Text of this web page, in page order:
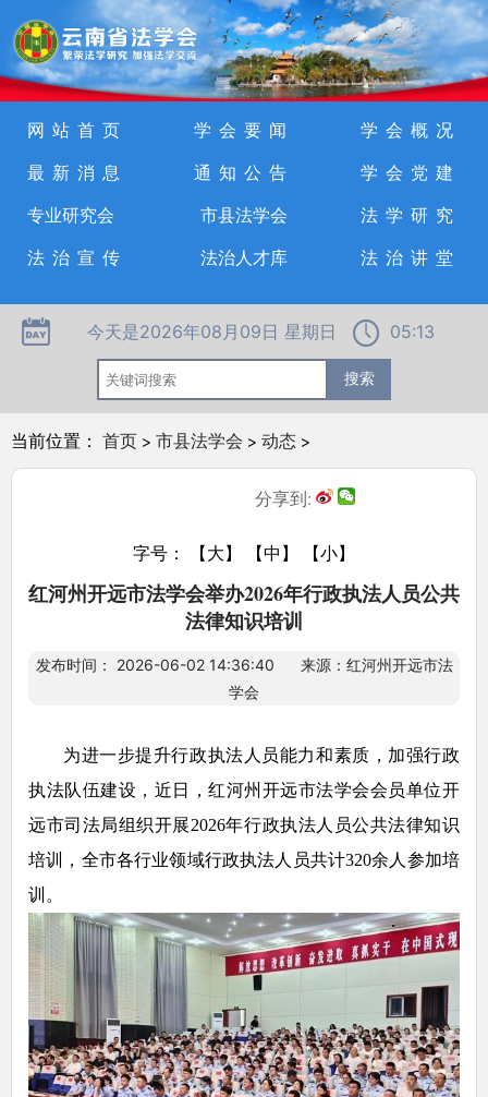
网站首页 学会要闻 学会概况
最新消息 通知公告 学会党建
专业研究会 市县法学会 法学研究
法治宣传 法治人才库 法治讲堂
今天是2026年08月09日 星期日 05:13
当前位置： 首页 > 市县法学会 > 动态 >
分享到:
字号： 【大】 【中】 【小】
红河州开远市法学会举办2026年行政执法人员公共
法律知识培训
发布时间： 2026-06-02 14:36:40 来源：红河州开远市法
学会
为进一步提升行政执法人员能力和素质，加强行政
执法队伍建设，近日，红河州开远市法学会会员单位开
远市司法局组织开展2026年行政执法人员公共法律知识
培训，全市各行业领域行政执法人员共计320余人参加培
训。